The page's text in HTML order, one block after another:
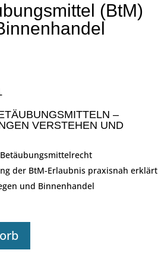
(BtM)
–
VERSTEHEN UND
der BtM-Erlaubnis praxisnah erklärt
und Binnenhandel